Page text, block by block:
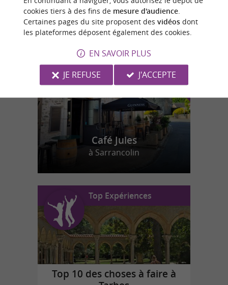
n
o
t
r
e
c
o
u
p
d
e
c
o
e
u
r
Café Jules
à Sarrancolin
Top Expériences
Top 10 des choses à faire à
cookies tiers à des fins de mesure d'audience.
Certaines pages du site proposent des vidéosdont
les plateformes déposent également des cookies.
EN SAVOIR PLUS
JE REFUSE
J'ACCEPTE